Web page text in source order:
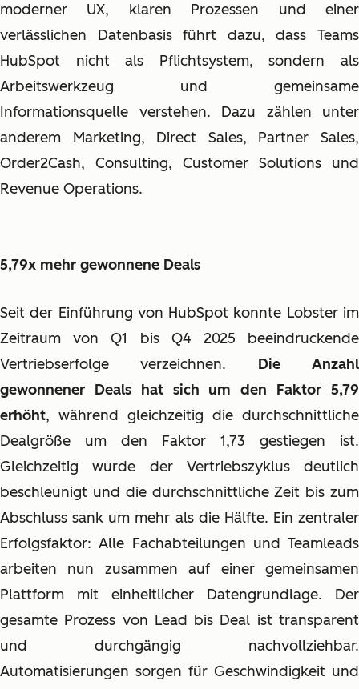
moderner UX, klaren Prozessen und einer
verlässlichen Datenbasis führt dazu, dass Teams
HubSpot nicht als Pflichtsystem, sondern als
Arbeitswerkzeug und gemeinsame
Informationsquelle verstehen. Dazu zählen unter
anderem Marketing, Direct Sales, Partner Sales,
Order2Cash, Consulting, Customer Solutions und
Revenue Operations.
5,79x mehr gewonnene Deals
Seit der Einführung von HubSpot konnte Lobster im
Zeitraum von Q1 bis Q4 2025 beeindruckende
Vertriebserfolge verzeichnen. Die Anzahl
gewonnener Deals hat sich um den Faktor 5,79
erhöht, während gleichzeitig die durchschnittliche
Dealgröße um den Faktor 1,73 gestiegen ist.
Gleichzeitig wurde der Vertriebszyklus deutlich
beschleunigt und die durchschnittliche Zeit bis zum
Abschluss sank um mehr als die Hälfte. Ein zentraler
Erfolgsfaktor: Alle Fachabteilungen und Teamleads
arbeiten nun zusammen auf einer gemeinsamen
Plattform mit einheitlicher Datengrundlage. Der
gesamte Prozess von Lead bis Deal ist transparent
und durchgängig nachvollziehbar.
Automatisierungen sorgen für Geschwindigkeit und